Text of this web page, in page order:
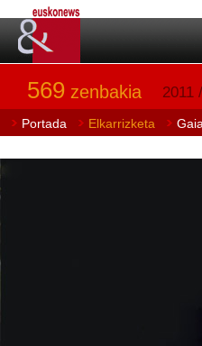
569 zenbakia 2011
Portada Elkarrizketa